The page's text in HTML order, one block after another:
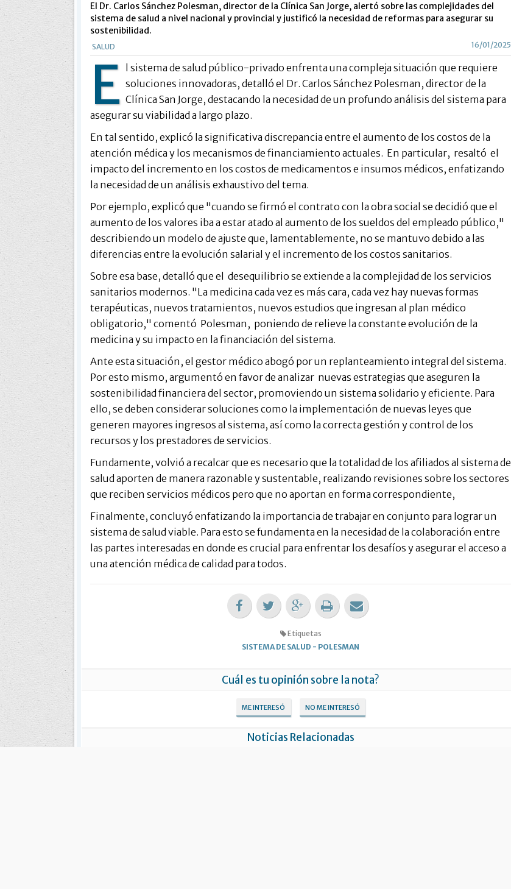
El Dr. Carlos Sánchez Polesman, director de la Clínica San Jorge, alertó sobre las complejidades del
sistema de salud a nivel nacional y provincial y justificó la necesidad de reformas para asegurar su
sostenibilidad.
SALUD 16/01/2025
E
l sistema de salud público-privado enfrenta una compleja situación que requiere
soluciones innovadoras, detalló el Dr. Carlos Sánchez Polesman, director de la
Clínica San Jorge, destacando la necesidad de un profundo análisis del sistema para
asegurar su viabilidad a largo plazo.
En tal sentido, explicó la significativa discrepancia entre el aumento de los costos de la
atención médica y los mecanismos de financiamiento actuales. En particular, resaltó el
impacto del incremento en los costos de medicamentos e insumos médicos, enfatizando
la necesidad de un análisis exhaustivo del tema.
Por ejemplo, explicó que "cuando se firmó el contrato con la obra social se decidió que el
aumento de los valores iba a estar atado al aumento de los sueldos del empleado público,"
describiendo un modelo de ajuste que, lamentablemente, no se mantuvo debido a las
diferencias entre la evolución salarial y el incremento de los costos sanitarios.
Sobre esa base, detalló que el desequilibrio se extiende a la complejidad de los servicios
sanitarios modernos. "La medicina cada vez es más cara, cada vez hay nuevas formas
terapéuticas, nuevos tratamientos, nuevos estudios que ingresan al plan médico
obligatorio," comentó Polesman, poniendo de relieve la constante evolución de la
medicina y su impacto en la financiación del sistema.
Ante esta situación, el gestor médico abogó por un replanteamiento integral del sistema.
Por esto mismo, argumentó en favor de analizar nuevas estrategias que aseguren la
sostenibilidad financiera del sector, promoviendo un sistema solidario y eficiente. Para
ello, se deben considerar soluciones como la implementación de nuevas leyes que
generen mayores ingresos al sistema, así como la correcta gestión y control de los
recursos y los prestadores de servicios.
Fundamente, volvió a recalcar que es necesario que la totalidad de los afiliados al sistema de
salud aporten de manera razonable y sustentable, realizando revisiones sobre los sectores
que reciben servicios médicos pero que no aportan en forma correspondiente,
Finalmente, concluyó enfatizando la importancia de trabajar en conjunto para lograr un
sistema de salud viable. Para esto se fundamenta en la necesidad de la colaboración entre
las partes interesadas en donde es crucial para enfrentar los desafíos y asegurar el acceso a
una atención médica de calidad para todos.
Etiquetas
SISTEMA DE SALUD - POLESMAN
Cuál es tu opinión sobre la nota?
ME INTERESÓ NO ME INTERESÓ
Noticias Relacionadas